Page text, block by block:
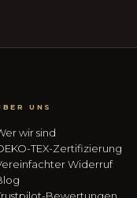
UNS
wir sind
TEX-Zertifizierung
Widerruf
Bewertungen